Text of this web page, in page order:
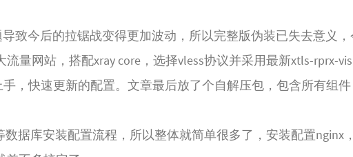
致今后的拉锯战变得更加波动，所以完整版伪装已失去意义
量网站，搭配xray core，选择vless协议并采用最新xtls-rprx-
，快速更新的配置。文章最后放了个自解压包，包含所有组
据库安装配置流程，所以整体就简单很多了，安装配置nginx